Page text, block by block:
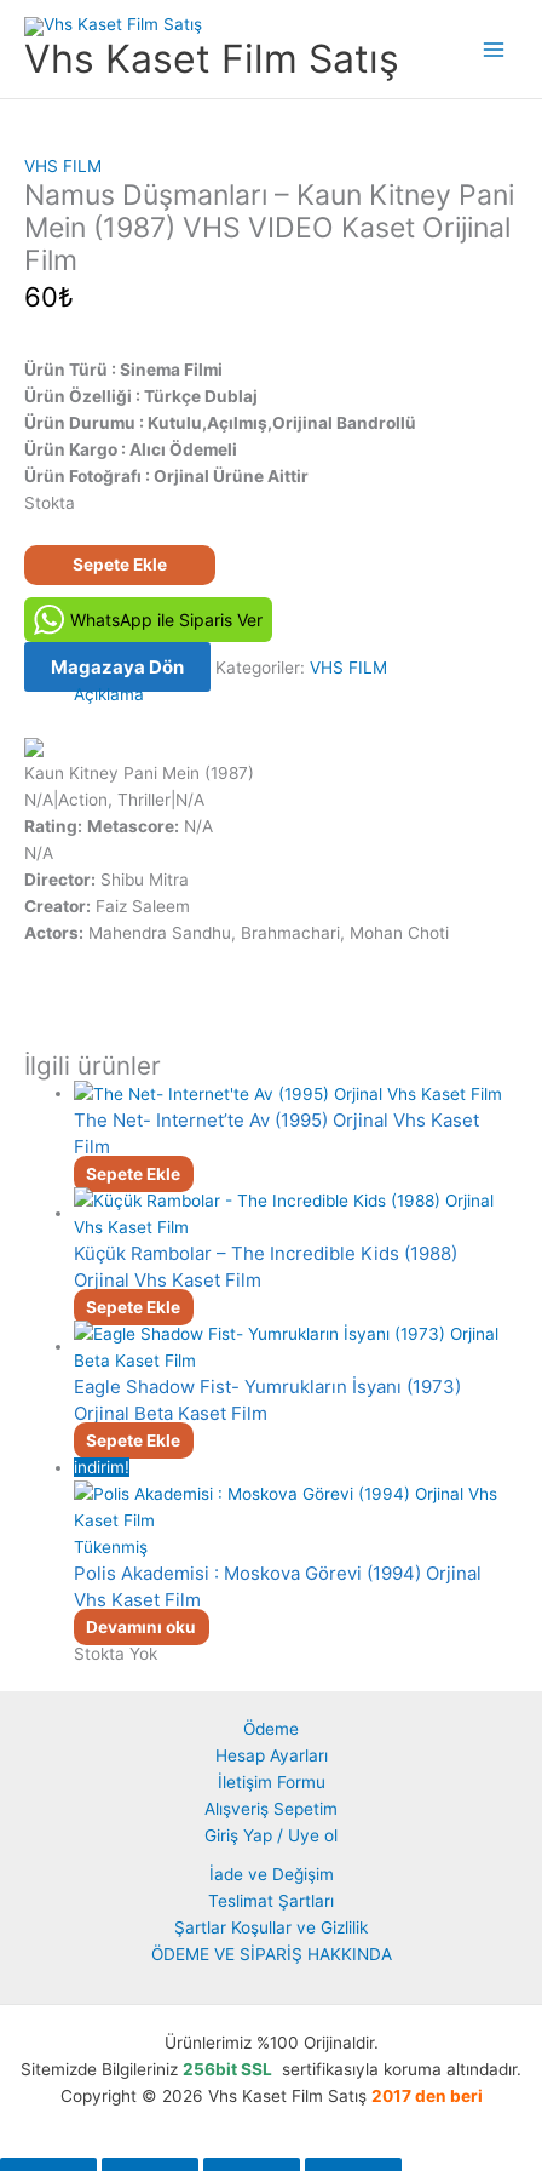
atlaVhs Kaset Film Satış
VHS FILM
Namus Düşmanları – Kaun Kitney Pani
Mein (1987) VHS VIDEO Kaset Orijinal
Film
60₺
Ürün Türü : Sinema Filmi
Ürün Özelliği : Türkçe Dublaj
Ürün Durumu : Kutulu,Açılmış,Orijinal Bandrollü
Ürün Kargo : Alıcı Ödemeli
Ürün Fotoğrafı : Orjinal Ürüne Aittir
Stokta
Namus
Düşmanları
Kaun
Kitney
Pani
(1987)
VHS
VIDEO
Kaset
Orijinal
Film
adet
Sepete Ekle
WhatsApp ile Siparis Ver
Magazaya Dön Kategoriler: VHS FILM
Açıklama
Kaun Kitney Pani Mein (1987)
N/A Action, Thriller N/A
Rating: Metascore: N/A
N/A
Director: Shibu Mitra
Creator: Faiz Saleem
Actors: Mahendra Sandhu, Brahmachari, Mohan Choti
İlgili ürünler
The Net- Internet’te Av (1995) Orjinal Vhs Kaset
Film
Sepete Ekle
Küçük Rambolar – The Incredible Kids (1988)
Orjinal Vhs Kaset Film
Sepete Ekle
Eagle Shadow Fist- Yumrukların İsyanı (1973)
Orjinal Beta Kaset Film
Sepete Ekle
indirim!
Tükenmiş
Polis Akademisi : Moskova Görevi (1994) Orjinal
Vhs Kaset Film
Devamını oku
Stokta Yok
Ödeme
Hesap Ayarları
İletişim Formu
Alışveriş Sepetim
Giriş Yap / Uye ol
İade ve Değişim
Teslimat Şartları
Şartlar Koşullar ve Gizlilik
ÖDEME VE SİPARİŞ HAKKINDA
Ürünlerimiz %100 Orijinaldir.
Sitemizde Bilgileriniz 256bit SSL sertifikasıyla koruma altındadır.
Copyright © 2026 Vhs Kaset Film Satış 2017 den beri